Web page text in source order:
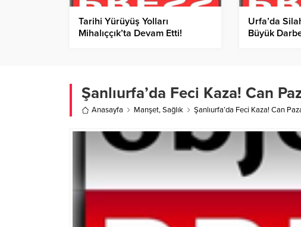
Tarihi Yürüyüş Yolları
Mihalıççık’ta Devam Etti!
Urfa’da
Büyük
Şanlıurfa’da Feci Kaza! Can
Anasayfa Manşet,Sağlık Şanlıurfa’da Feci Kaza! Can